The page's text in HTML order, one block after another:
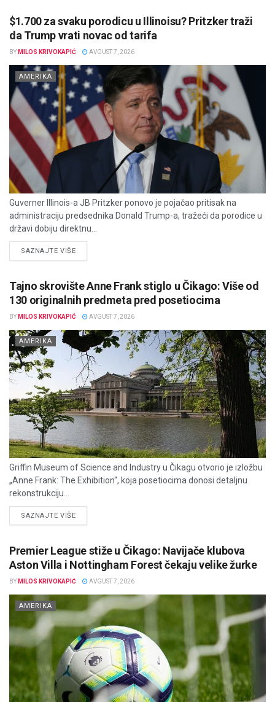
$1.700 za svaku porodicu u Illinoisu? Pritzker traži
da Trump vrati novac od tarifa
BY MILOS KRIVOKAPIĆ AVGUST 7, 2026
AMERIKA
Guverner Illinois-a JB Pritzker ponovo je pojačao pritisak na
administraciju predsednika Donald Trump-a, tražeći da porodice u
državi dobiju direktnu...
SAZNAJTE VIŠEDETAILS
Tajno skrovište Anne Frank stiglo u Čikago: Više od
130 originalnih predmeta pred posetiocima
BY MILOS KRIVOKAPIĆ AVGUST 7, 2026
AMERIKA
Griffin Museum of Science and Industry u Čikagu otvorio je izložbu
„Anne Frank: The Exhibition“, koja posetiocima donosi detaljnu
rekonstrukciju...
SAZNAJTE VIŠEDETAILS
Premier League stiže u Čikago: Navijače klubova
Aston Villa i Nottingham Forest čekaju velike žurke
BY MILOS KRIVOKAPIĆ AVGUST 7, 2026
AMERIKA